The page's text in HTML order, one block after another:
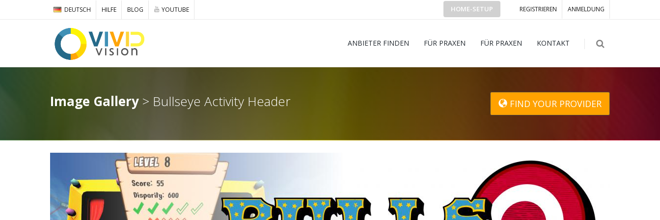
REGISTRIEREN ANMELDUNG
DEUTSCH HILFE BLOG YOUTUBE HOME-SETUP
ANBIETER FINDEN FÜR PRAXEN FÜR PRAXEN KONTAKT
Image Gallery > Bullseye Activity Header FIND YOUR PROVIDER